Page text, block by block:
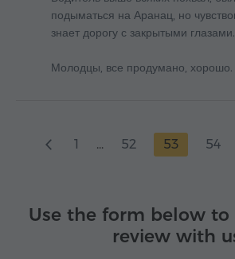
подыматься на Аранац, но
знает дорогу с закрытыми глазами.
Молодцы, все продумано, хорошо.
1 ... 52 53 54
Use the form below to
review with